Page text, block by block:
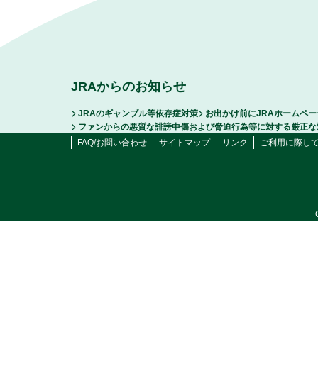
JRAからのお知らせ
JRAのギャンブル等依存症対策
お出かけ前にJRAホームペ
ファンからの悪質な誹謗中傷および脅迫行為等に対する厳正
FAQ/お問い合わせ
サイトマップ リンク ご利用に際し